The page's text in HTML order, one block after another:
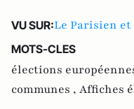
VU SUR:Le Parisien et
MOTS-CLES
élections
communes , Affiches